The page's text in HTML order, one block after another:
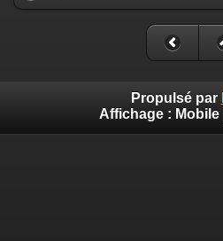
Propulsé par
Affichage : Mobile